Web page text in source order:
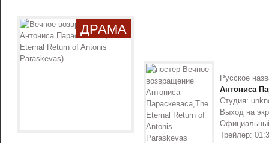
ДРАМА
Русское
Антониса
Студия:
Выход на
Трейлер: